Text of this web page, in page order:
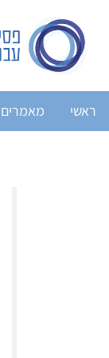
ראשי מאמרים